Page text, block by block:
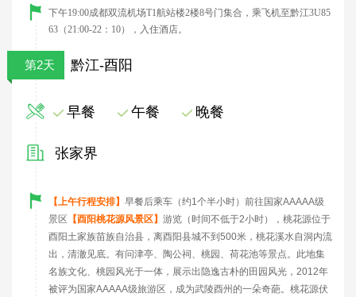
下午19:00成都双流机场T1航站楼2楼8号门集合，乘飞机至黔江3U85
63 （21:00-22 ： 10），入住酒店。
第2天 黔江-酉阳
早餐 午餐 晚餐
张家界
【上午行程安排】 早餐后乘车（约1 个半小时）前往国家AAAAA级
景区 【酉阳桃花源风景区】 游览（时间不低于2小时），桃花源位于
酉阳土家族苗族自治县，离酉阳县城不到500米，桃花溪水自洞内流
出，清澈见底。有问津亭、陶公祠、桃园、荷花池等景点。此地集
名族文化、桃园风光于一体，展示出隐逸古朴的田园风光， 2012年
被评为国家AAAAA级旅游区，成为武陵酉州的一朵奇葩。桃花源伏